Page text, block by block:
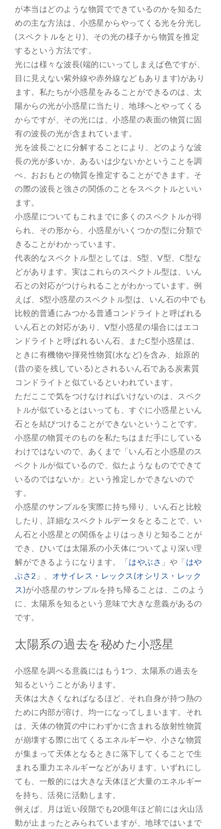
が本当はどのような物質でできているのかを知るた
めの主な方法は、小惑星からやってくる光を分光し
(スペクトルをとり)、その光の様子から物質を推定
するという方法です。
光には様々な波長(端的にいってしまえば色ですが、
目に見えない紫外線や赤外線などもあります)があり
ます。私たちが小惑星をみることができるのは、太
陽からの光が小惑星に当たり、地球へとやってくる
からですが、その光には、小惑星の表面の物質に固
有の波長の光が含まれています。
光を波長ごとに分解することにより、どのような波
長の光が多いか、あるいは少ないかということを調
べ、おおもとの物質を推定することができます。そ
の際の波長と強さの関係のことをスペクトルといい
ます。
小惑星についてもこれまでに多くのスペクトルが得
られ、その形から、小惑星がいくつかの型に分類で
きることがわかっています。
代表的なスペクトル型としては、S型、V型、C型な
どがあります。実はこれらのスペクトル型は、いん
石との対応がつけられることがわかっています。例
えば、S型小惑星のスペクトル型は、いん石の中でも
比較的普通にみつかる普通コンドライトと呼ばれる
いん石との対応があり、V型小惑星の場合にはエコ
ンドライトと呼ばれるいん石、またC型小惑星は、
ときに有機物や揮発性物質(水など)を含み、始原的
(昔の姿を残している)とされるいん石である炭素質
コンドライトと似ているといわれています。
ただここで気をつけなければいけないのは、スペク
トルが似ているとはいっても、すぐに小惑星といん
石とを結びつけることができないということです。
小惑星の物質そのものを私たちはまだ手にしている
わけではないので、あくまで「いん石と小惑星のス
ペクトルが似ているので、似たようなものでできて
いるのではないか」という推定しかできないので
す。
小惑星のサンプルを実際に持ち帰り、いん石と比較
したり、詳細なスペクトルデータをとることで、い
ん石と小惑星との関係をよりはっきりと知ることが
でき、ひいては太陽系の小天体についてより深い理
解ができるようになります。「はやぶさ 」や「はや
ぶさ2 」、 オサイレス・レックス(オシリス・レック
ス)が小惑星のサンプルを持ち帰ることは、このよう
に、太陽系を知るという意味で大きな意義があるの
です。
太陽系の過去を秘めた小惑星
小惑星を調べる意義にはもう1つ、太陽系の過去を
知るということがあります。
天体は大きくなればなるほど、それ自身が持つ熱の
ために内部が溶け、均一になってしまいます。それ
は、天体の物質の中にわずかに含まれる放射性物質
が崩壊する際に出てくるエネルギーや、小さな物質
が集まって天体となるときに落下してくることで生
まれる重力エネルギーなどがあります。いずれにし
ても、一般的には大きな天体ほど大量のエネルギー
を持ち、活発に活動します。
例えば、月は近い段階でも20億年ほど前には火山活
動が止まったとみられていますが、地球ではいまで